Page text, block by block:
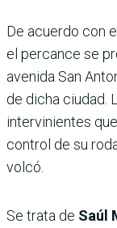
De acuerdo con
el percance se
avenida San
de dicha ciudad.
intervinientes que
control de su
volcó.
Se trata de Saúl